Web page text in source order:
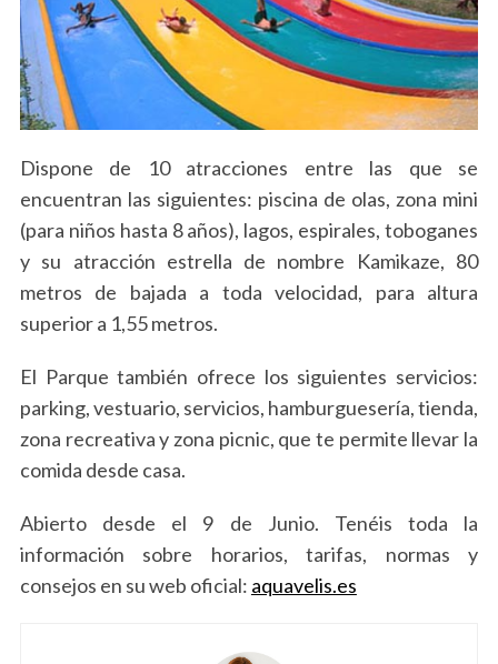
Dispone de 10 atracciones entre las que se
encuentran las siguientes: piscina de olas, zona mini
(para niños hasta 8 años), lagos, espirales, toboganes
y su atracción estrella de nombre Kamikaze, 80
metros de bajada a toda velocidad, para altura
superior a 1,55 metros.
El Parque también ofrece los siguientes servicios:
parking, vestuario, servicios, hamburguesería, tienda,
zona recreativa y zona picnic, que te permite llevar la
comida desde casa.
Abierto desde el 9 de Junio. Tenéis toda la
información sobre horarios, tarifas, normas y
consejos en su web oficial: aquavelis.es